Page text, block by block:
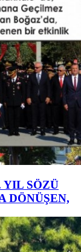
YIL SÖZÜ